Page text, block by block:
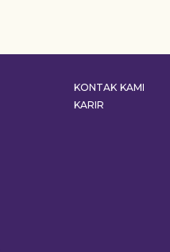
KONTAK KAMI
KARIR